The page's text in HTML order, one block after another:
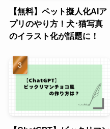
【無料】ペット擬人化AIア
プリのやり方！犬･猫写真
のイラスト化が話題に！